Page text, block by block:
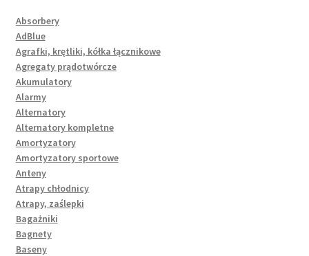
Absorbery
AdBlue
Agrafki, krętliki, kółka łącznikowe
Agregaty prądotwórcze
Akumulatory
Alarmy
Alternatory
Alternatory kompletne
Amortyzatory
Amortyzatory sportowe
Anteny
Atrapy chłodnicy
Atrapy, zaślepki
Bagażniki
Bagnety
Baseny